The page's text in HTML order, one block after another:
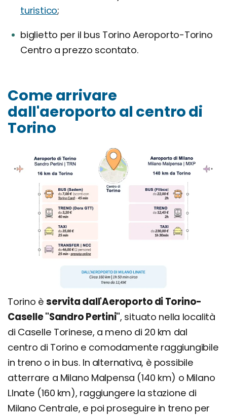
turistico;
biglietto per il bus Torino Aeroporto-Torino
Centro a prezzo scontato.
Come arrivare
dall'aeroporto al centro di
Torino
Torino èservita dall'Aeroporto di Torino-
Caselle "Sandro Pertini", situato nella località
di Caselle Torinese, a meno di 20 km dal
centro di Torino e comodamente raggiungibile
in treno o in bus. In alternativa, è possibile
atterrare a Milano Malpensa (140 km) o Milano
LInate (160 km), raggiungere la stazione di
Milano Centrale, e poi proseguire in treno per